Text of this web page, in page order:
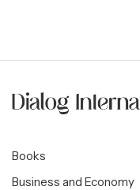
Books
Business and Economy